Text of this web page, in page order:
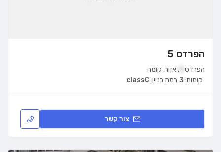
הפרדס 5
הפרדס , אזור, קומה
רמת בניין: classC קומות:3
צור קשר